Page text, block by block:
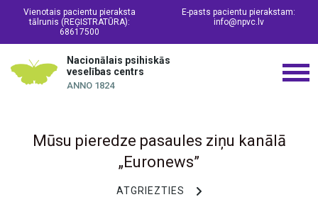
Vienotais pacientu pieraksta
tālrunis (REĢISTRATŪRA):
68617500
E-pasts pacientu pierakstam:
info@npvc.lv
Nacionālais psihiskās
veselības centrs
ANNO 1824
Mūsu pieredze pasaules ziņu kanālā
„Euronews”
ATGRIEZTIES